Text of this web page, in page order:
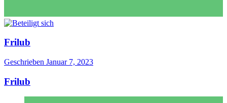
Frilub
Geschrieben Januar 7, 2023
Frilub